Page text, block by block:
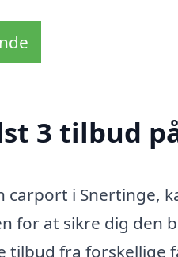
3 tilbud
carport i Snertinge,
for at sikre dig den
tilbud fra